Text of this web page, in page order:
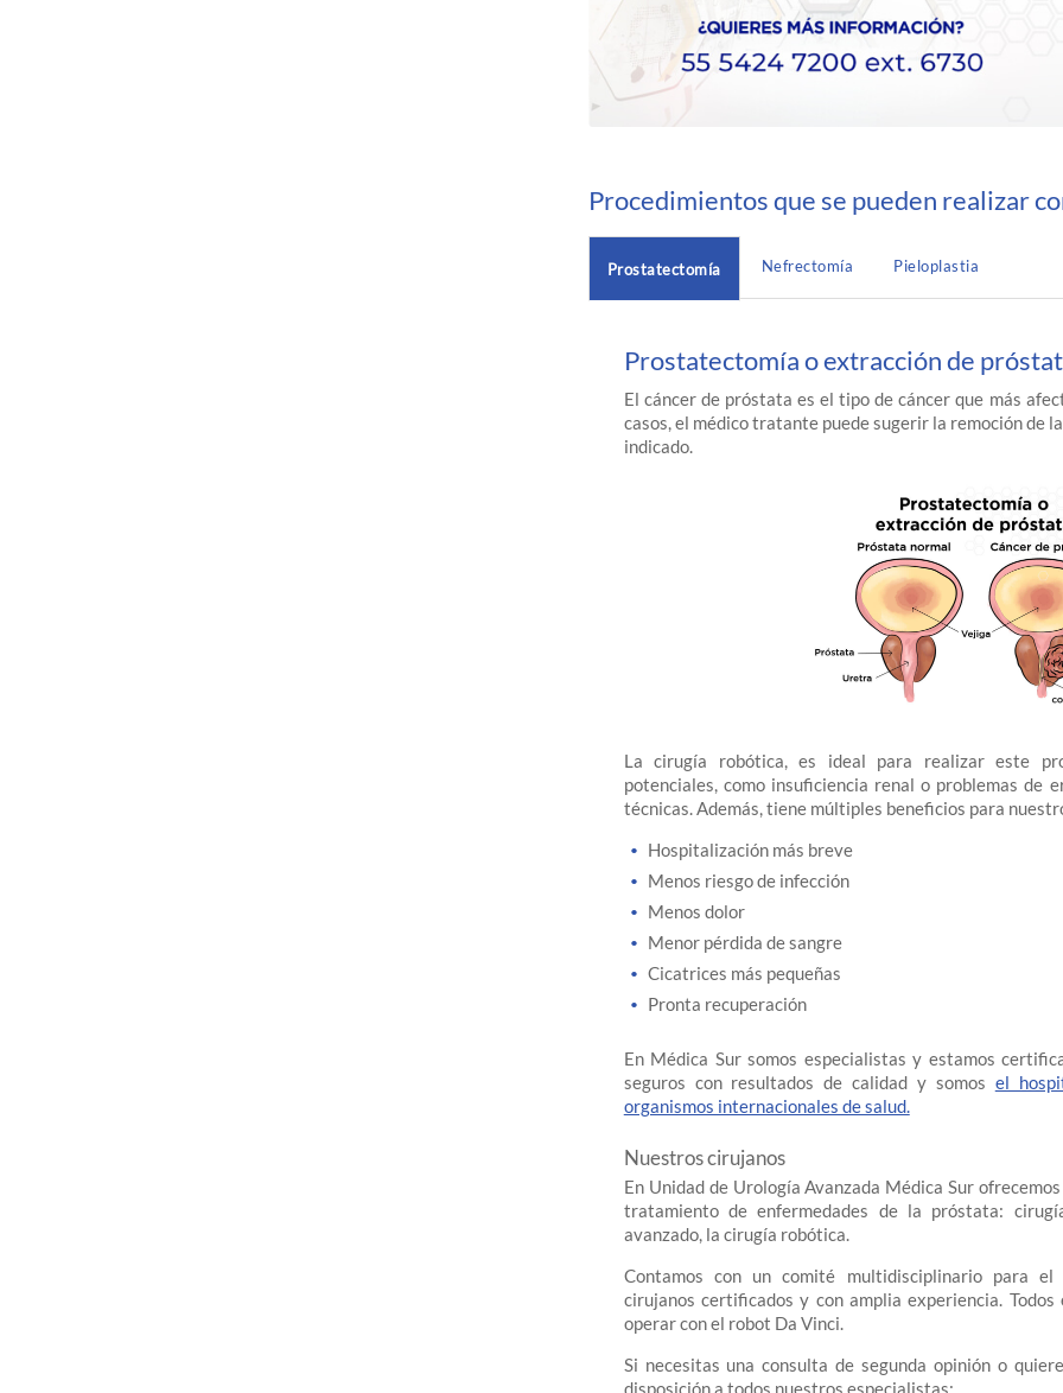
Procedimientos que se pueden realizar
Prostatectomía Nefrectomía Pieloplastia
Prostatectomía o extracción de
El cáncer de próstata es el tipo de cáncer que más
casos, el médico tratante puede sugerir la remoción de
indicado.
La cirugía robótica, es ideal para realizar este
potenciales, como insuficiencia renal o problemas de
técnicas. Además, tiene múltiples beneficios para
Hospitalización más breve
Menos riesgo de infección
Menos dolor
Menor pérdida de sangre
Cicatrices más pequeñas
Pronta recuperación
En Médica Sur somos especialistas y estamos
seguros con resultados de calidad y somos el
organismos internacionales de salud.
Nuestros cirujanos
En Unidad de Urología Avanzada Médica Sur
tratamiento de enfermedades de la próstata:
avanzado, la cirugía robótica.
Contamos con un comité multidisciplinario para
cirujanos certificados y con amplia experiencia.
operar con el robot Da Vinci.
Si necesitas una consulta de segunda opinión o
disposición a todos nuestros especialistas: